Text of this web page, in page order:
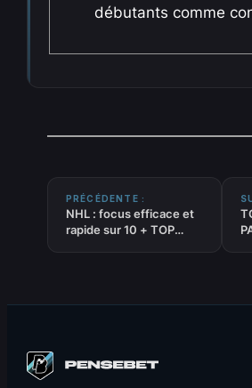
débutants comme
PRÉCÉDENTE :
NHL : focus efficace et
rapide sur 10 + TOP